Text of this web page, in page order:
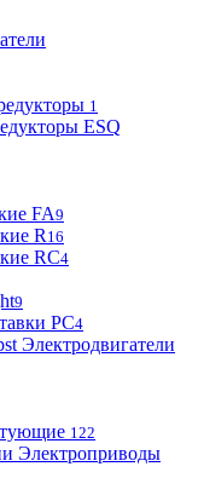
1
ESQ
FA9
R 16
RC4
9
PC4
Электродвигатели
122
Электроприводы